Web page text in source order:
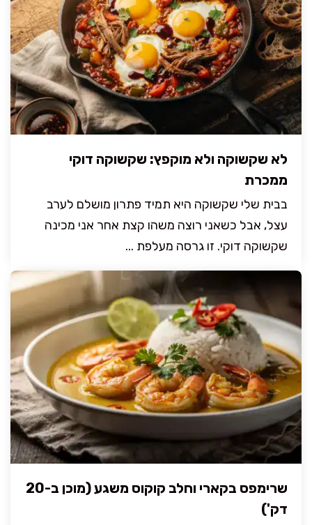
לא שקשוקה ולא מוקפץ: שקשוקה דוקי
ממכרת
בבית שלי שקשוקה היא תמיד פתרון מושלם לערב
עצל, אבל כשאני רוצה משהו קצת אחר אני מכינה
שקשוקה דוקי. זו גרסה מעלפת ...
שרימפס בקארי וחלב קוקוס משגע (מוכן ב-20
דק')